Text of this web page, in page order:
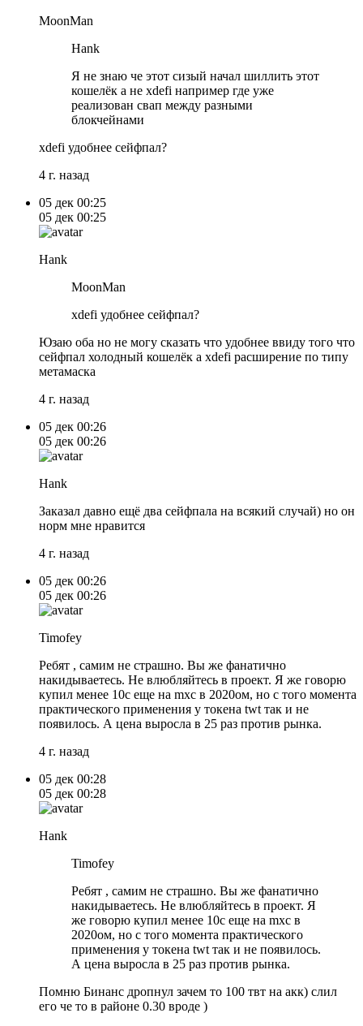
MoonMan
Hank
Я не знаю че этот сизый начал шиллить этот
кошелёк а не xdefi например где уже
реализован свап между разными
блокчейнами
xdefi удобнее сейфпал?
4 г. назад
05 дек 00:25
05 дек 00:25
Hank
MoonMan
xdefi удобнее сейфпал?
Юзаю оба но не могу сказать что удобнее ввиду того что
сейфпал холодный кошелёк а xdefi расширение по типу
метамаска
4 г. назад
05 дек 00:26
05 дек 00:26
Hank
Заказал давно ещё два сейфпала на всякий случай) но он
норм мне нравится
4 г. назад
05 дек 00:26
05 дек 00:26
Timofey
Ребят , самим не страшно. Вы же фанатично
накидываетесь. Не влюбляйтесь в проект. Я же говорю
купил менее 10c еще на mxc в 2020ом, но с того момента
практического применения у токена twt так и не
появилось. А цена выросла в 25 раз против рынка.
4 г. назад
05 дек 00:28
05 дек 00:28
Hank
Timofey
Ребят , самим не страшно. Вы же фанатично
накидываетесь. Не влюбляйтесь в проект. Я
же говорю купил менее 10c еще на mxc в
2020ом, но с того момента практического
применения у токена twt так и не появилось.
А цена выросла в 25 раз против рынка.
Помню Бинанс дропнул зачем то 100 твт на акк) слил
его че то в районе 0.30 вроде )